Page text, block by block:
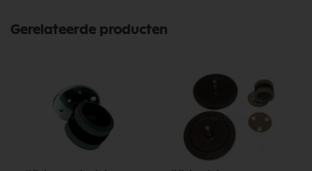
Gerelateerde producten